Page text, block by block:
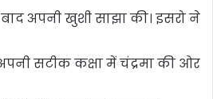
अपनी खुशी साझा की। इसरो ने
सटीक कक्षा में चंद्रमा की ओर